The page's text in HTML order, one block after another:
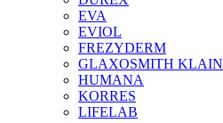
EVA
EVIOL
FREZYDERM
GLAXOSMITH KLAIN
HUMANA
KORRES
LIFELAB